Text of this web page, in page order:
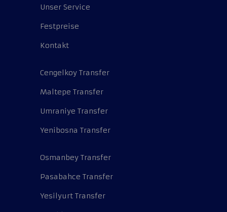
Unser Service
Festpreise
Kontakt
Cengelkoy Transfer
Maltepe Transfer
Umraniye Transfer
Yenibosna Transfer
Osmanbey Transfer
Pasabahce Transfer
Yesilyurt Transfer